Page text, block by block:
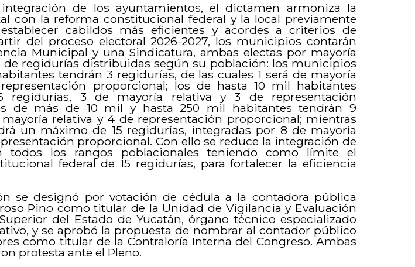
de los ayuntamientos, el dictamen armoniza la
con la reforma constitucional federal y la local previamente
cabildos más eficientes y acordes a criterios de
del proceso electoral 2026-2027, los municipios contarán
Municipal y una Sindicatura, ambas electas por mayoría
de regidurías distribuidas según su población: los municipios
tendrán 3 regidurías, de las cuales 1 será de mayoría
proporcional; los de hasta 10 mil habitantes
regidurías, 3 de mayoría relativa y 3 de representación
de más de 10 mil y hasta 250 mil habitantes tendrán 9
relativa y 4 de representación proporcional; mientras
un máximo de 15 regidurías, integradas por 8 de mayoría
proporcional. Con ello se reduce la integración de
todos los rangos poblacionales teniendo como límite el
federal de 15 regidurías, para fortalecer la eficiencia
se designó por votación de cédula a la contadora pública
Pino como titular de la Unidad de Vigilancia y Evaluación
del Estado de Yucatán, órgano técnico especializado
y se aprobó la propuesta de nombrar al contador público
como titular de la Contraloría Interna del Congreso. Ambas
protesta ante el Pleno.